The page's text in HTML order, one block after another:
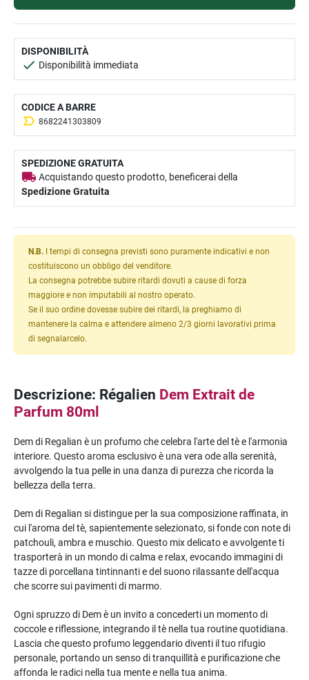
DISPONIBILITÀ
Disponibilità immediata
CODICE A BARRE
8682241303809
SPEDIZIONE GRATUITA
Acquistando questo prodotto, beneficerai della
Spedizione Gratuita
N.B. I tempi di consegna previsti sono puramente indicativi e non
costituiscono un obbligo del venditore.
La consegna potrebbe subire ritardi dovuti a cause di forza
maggiore e non imputabili al nostro operato.
Se il suo ordine dovesse subire dei ritardi, la preghiamo di
mantenere la calma e attendere almeno 2/3 giorni lavorativi prima
di segnalarcelo.
Descrizione: Régalien Dem Extrait de
Parfum 80ml
Dem di Regalian è un profumo che celebra l'arte del tè e l'armonia
interiore. Questo aroma esclusivo è una vera ode alla serenità,
avvolgendo la tua pelle in una danza di purezza che ricorda la
bellezza della terra.
Dem di Regalian si distingue per la sua composizione raffinata, in
cui l'aroma del tè, sapientemente selezionato, si fonde con note di
patchouli, ambra e muschio. Questo mix delicato e avvolgente ti
trasporterà in un mondo di calma e relax, evocando immagini di
tazze di porcellana tintinnanti e del suono rilassante dell'acqua
che scorre sui pavimenti di marmo.
Ogni spruzzo di Dem è un invito a concederti un momento di
coccole e riflessione, integrando il tè nella tua routine quotidiana.
Lascia che questo profumo leggendario diventi il ​​tuo rifugio
personale, portando un senso di tranquillità e purificazione che
affonda le radici nella tua mente e nella tua anima.